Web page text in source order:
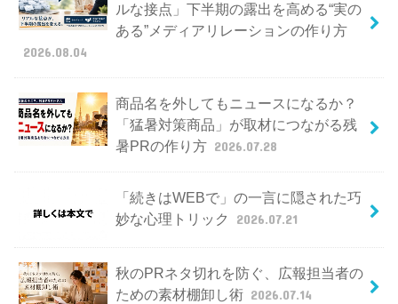
ルな接点」下半期の露出を高める“実の
ある”メディアリレーションの作り方
2026.08.04
商品名を外してもニュースになるか？
「猛暑対策商品」が取材につながる残
暑PRの作り方 2026.07.28
「続きはWEBで」の一言に隠された巧
妙な心理トリック
2026.07.21
秋のPRネタ切れを防ぐ、広報担当者の
ための素材棚卸し術 2026.07.14